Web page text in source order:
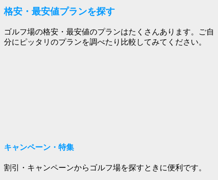
格安・最安値プランを探す
ゴルフ場の格安・最安値のプランはたくさんあります。ご自
分にピッタリのプランを調べたり比較してみてください。
キャンペーン・特集
割引・キャンペーンからゴルフ場を探すときに便利です。